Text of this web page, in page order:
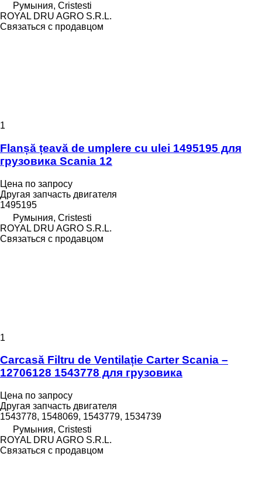
Румыния, Cristesti
ROYAL DRU AGRO S.R.L.
Связаться с продавцом
1
Flanșă țeavă de umplere cu ulei 1495195 для
грузовика Scania 12
Цена по запросу
Другая запчасть двигателя
1495195
Румыния, Cristesti
ROYAL DRU AGRO S.R.L.
Связаться с продавцом
1
Carcasă Filtru de Ventilație Carter Scania –
12706128 1543778 для грузовика
Цена по запросу
Другая запчасть двигателя
1543778, 1548069, 1543779, 1534739
Румыния, Cristesti
ROYAL DRU AGRO S.R.L.
Связаться с продавцом